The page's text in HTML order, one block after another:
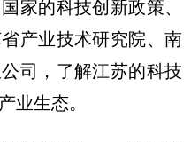
家的科技创新政策、
产业技术研究院、南
司，了解江苏的科技
业生态。